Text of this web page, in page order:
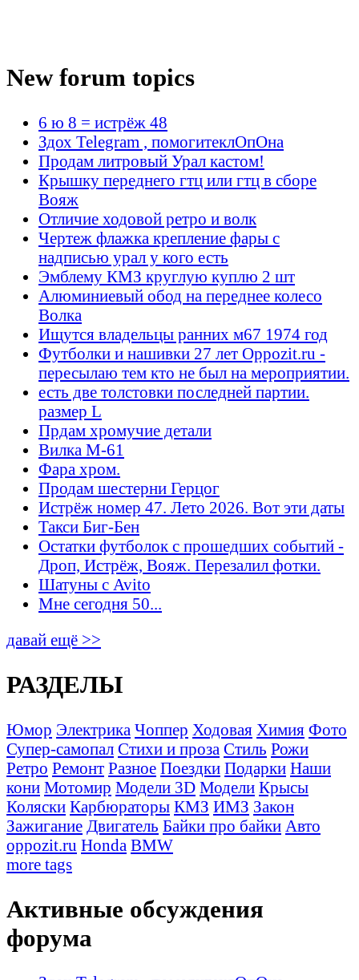
New forum topics
6 ю 8 = истрёж 48
Здох Telegram , помогитеклОпОна
Продам литровый Урал кастом!
Крышку переднего гтц или гтц в сборе
Вояж
Отличие ходовой ретро и волк
Чертеж флажка крепление фары с
надписью урал у кого есть
Эмблему КМЗ круглую куплю 2 шт
Алюминиевый обод на переднее колесо
Волка
Ищутся владельцы ранних м67 1974 год
Футболки и нашивки 27 лет Oppozit.ru -
пересылаю тем кто не был на мероприятии.
есть две толстовки последней партии.
размер L
Прдам хромучие детали
Вилка М-61
Фара хром.
Продам шестерни Герцог
Истрёж номер 47. Лето 2026. Вот эти даты
Такси Биг-Бен
Остатки футболок с прошедших событий -
Дроп, Истрёж, Вояж. Перезалил фотки.
Шатуны с Avito
Мне сегодня 50...
давай ещё >>
РАЗДЕЛЫ
Юмор Электрика Чоппер Ходовая Химия Фото
Супер-самопал Стихи и проза Стиль Рожи
Ретро Ремонт Разное Поездки Подарки Наши
кони Мотомир Модели 3D Модели Крысы
Коляски Карбюраторы КМЗ ИМЗ Закон
Зажигание Двигатель Байки про байки Авто
oppozit.ru Honda BMW
more tags
Активные обсуждения
форума